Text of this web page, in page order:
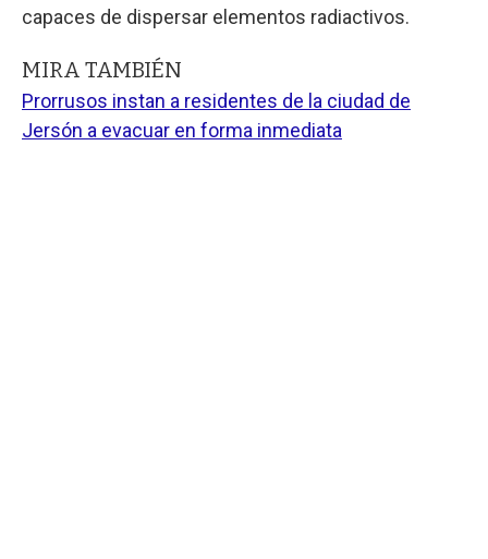
capaces de dispersar elementos radiactivos.
MIRA TAMBIÉN
Prorrusos instan a residentes de la ciudad de
Jersón a evacuar en forma inmediata